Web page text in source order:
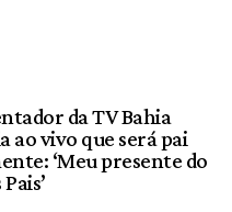
da TV Bahia
ao vivo que será pai
‘Meu presente do